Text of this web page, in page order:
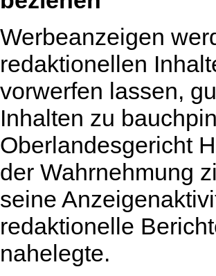
Werbeanzeigen
redaktionellen
vorwerfen lassen,
Inhalten zu
Oberlandesgericht
der Wahrnehmung
seine
redaktionelle
nahelegte.